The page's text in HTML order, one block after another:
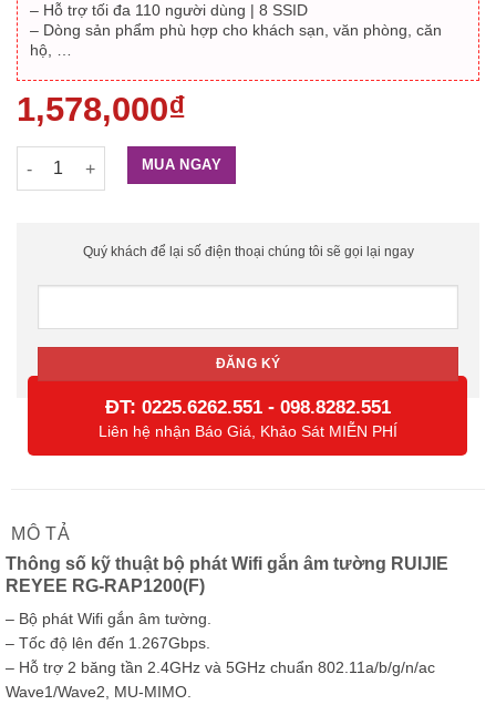
– Hỗ trợ tối đa 110 người dùng | 8 SSID
– Dòng sản phẩm phù hợp cho khách sạn, văn phòng, căn
hộ, …
1,578,000₫
Bộ phát Wifi gắn âm tường RUIJIE REYEE RG-RAP1200(F) số
MUA NGAY
Quý khách để lại số điện thoại chúng tôi sẽ gọi lại ngay
ĐT: 0225.6262.551 - 098.8282.551
Liên hệ nhận Báo Giá, Khảo Sát MIỄN PHÍ
MÔ TẢ
Thông số kỹ thuật bộ phát Wifi gắn âm tường RUIJIE
REYEE RG-RAP1200(F)
– Bộ phát Wifi gắn âm tường.
– Tốc độ lên đến 1.267Gbps.
– Hỗ trợ 2 băng tần 2.4GHz và 5GHz chuẩn 802.11a/b/g/n/ac
Wave1/Wave2, MU-MIMO.